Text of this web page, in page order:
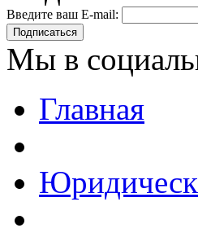
Введите ваш E-mail:
Подписаться
Мы в
Главная